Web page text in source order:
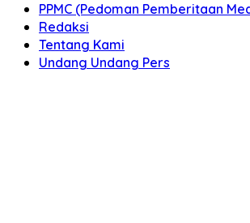
PPMC (Pedoman Pemberitaan
Redaksi
Tentang Kami
Undang Undang Pers